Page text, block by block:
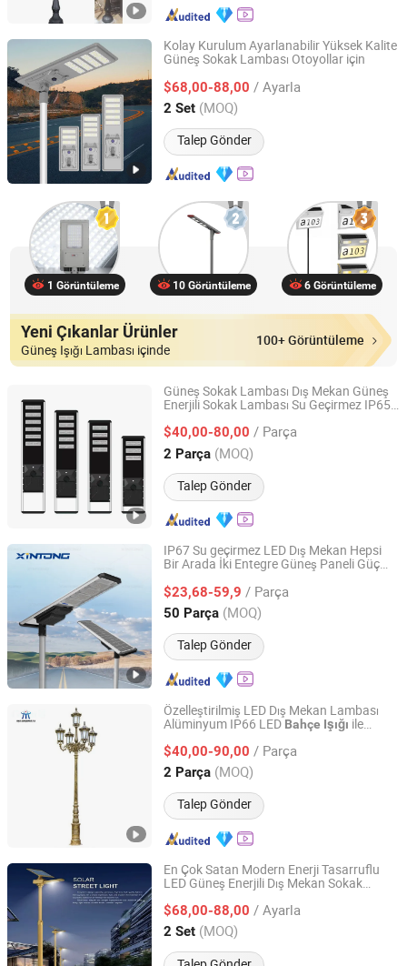
Kolay Kurulum Ayarlanabilir Yüksek Kalite
Güneş Sokak Lambası Otoyollar için
$68,00-88,00 / Ayarla
2 Set (MOQ)
Talep Gönder
Yangzhou Qiangsheng Electric Co., Ltd.
Jiangsu, China Fiyat 2026
1 Görüntüleme 10 Görüntüleme 6 Görüntüleme
Yeni Çıkanlar Ürünler
Güneş Işığı Lambası içinde
100+ Görüntüleme
Güneş Sokak Lambası Dış Mekan Güneş
Enerjili Sokak Lambası Su Geçirmez IP65
güneş sokak lambası dış mekan güneş
enerjili sokak lambası
$40,00-80,00 / Parça
2 Parça (MOQ)
Talep Gönder
Yangzhou Jieyao Lighting Equipment Co., Ltd
Jiangsu, China Fiyat 2026
IP67 Su geçirmez LED Dış Mekan Hepsi
Bir Arada İki Entegre Güneş Paneli Güç
$23,68-59,9 / Parça
50 Parça (MOQ)
Talep Gönder
Yangzhou Xintong Transport Equipment Group Co., Ltd.
Jiangsu, China Fiyat 2019
Özelleştirilmiş LED Dış Mekan Lambası
Alüminyum IP66 LED Bahçe Işığı ile
$40,00-90,00 / Parça
2 Parça (MOQ)
Talep Gönder
Yangzhou Huatai Lighting Group Co., Ltd
Jiangsu, China Fiyat 2024
En Çok Satan Modern Enerji Tasarruflu
LED Güneş Enerjili Dış Mekan Sokak
$68,00-88,00 / Ayarla
2 Set (MOQ)
Yangzhou Qiangsheng Electric Co., Ltd.
Jiangsu, China Fiyat 2026